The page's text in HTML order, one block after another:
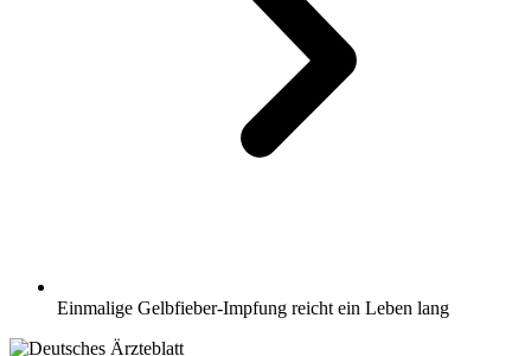
Einmalige Gelbfieber-Impfung reicht ein Leben lang